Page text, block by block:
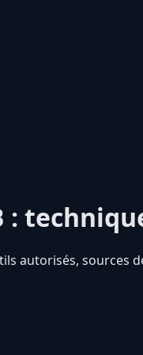
:
autorisés,